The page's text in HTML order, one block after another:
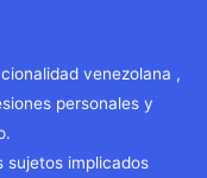
venezolana ,
personales y
sujetos implicados